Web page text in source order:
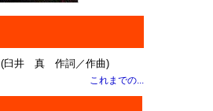
(臼井 真 作詞／作曲)
これまでの...